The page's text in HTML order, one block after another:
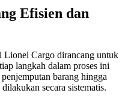
Efisien dan
Lionel Cargo dirancang untuk
langkah dalam proses ini
barang hingga
secara sistematis.